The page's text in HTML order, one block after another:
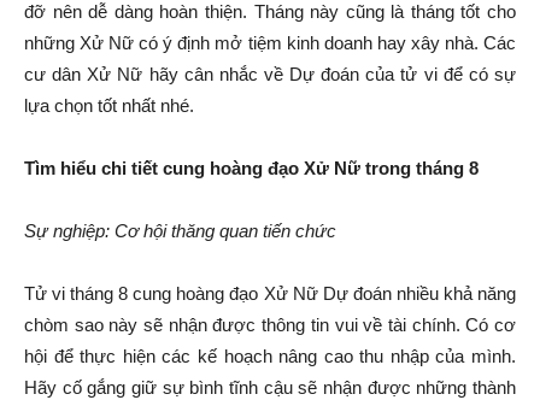
đỡ nên dễ dàng hoàn thiện. Tháng này cũng là tháng tốt cho
những Xử Nữ có ý định mở tiệm kinh doanh hay xây nhà. Các
cư dân Xử Nữ hãy cân nhắc về Dự đoán của tử vi để có sự
lựa chọn tốt nhất nhé.
Tìm hiểu chi tiết cung hoàng đạo Xử Nữ trong tháng 8
Sự nghiệp: Cơ hội thăng quan tiến chức
Tử vi tháng 8 cung hoàng đạo Xử Nữ Dự đoán nhiều khả năng
chòm sao này sẽ nhận được thông tin vui về tài chính. Có cơ
hội để thực hiện các kế hoạch nâng cao thu nhập của mình.
Hãy cố gắng giữ sự bình tĩnh cậu sẽ nhận được những thành